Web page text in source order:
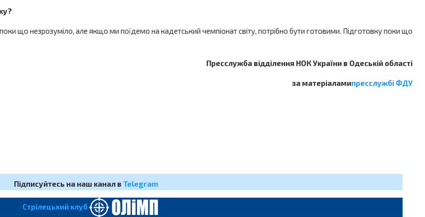
що незрозуміло, але якщо ми поїдемо на кадетський чемпіонат світу, потрібно бути готовими. Підготовку поки що
Пресслужба відділення НОК України в Одеській області
за матеріаламипресслужбі ФДУ
Підписуйтесь на наш канал в Telegram
Cтрілецький клуб